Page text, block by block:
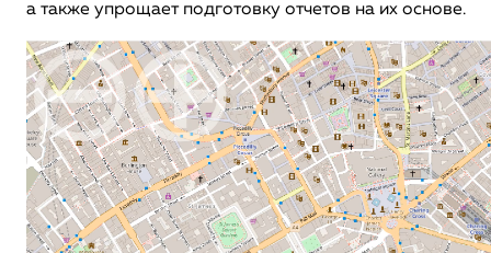
а также упрощает подготовку отчетов на их основе.